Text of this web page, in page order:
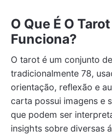
O Que É O
Funciona?
O tarot é um conjunto
tradicionalmente 78,
orientação, reflexão e
carta possui imagens e
que podem ser
insights sobre diversas